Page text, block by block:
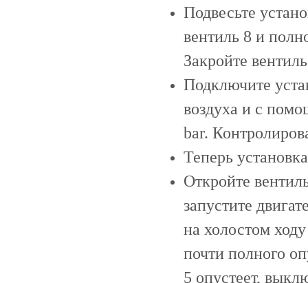
Подвесьте
вентиль 8 и
Закройте
Подключите
воздуха и с
bar.
Теперь
Откройте
запустите
на холостом
почти полного
5 опустеет,